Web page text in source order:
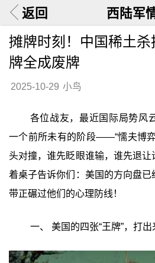
返回 西陆军
摊牌时刻！中国稀土
牌全成废牌
2025-10-29 小鸟
各位战友，最近国际局势风
一个前所未有的阶段——“懦夫博
头对撞，谁先眨眼谁输，谁先退
着桌子告诉你们：美国的方向盘
带正碾过他们的心理防线！
一、 美国的四张“王牌”，打出